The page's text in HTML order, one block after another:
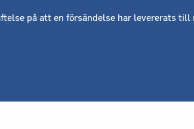
på att en försändelse har levererats till